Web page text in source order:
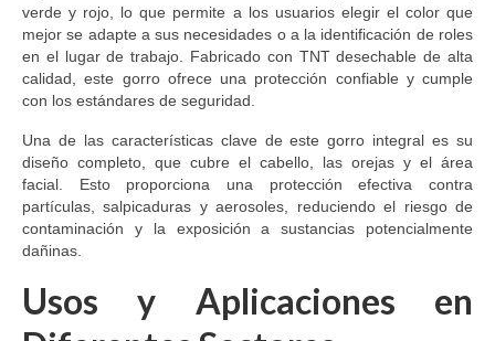
verde y rojo, lo que permite a los usuarios elegir el color que
mejor se adapte a sus necesidades o a la identificación de roles
en el lugar de trabajo. Fabricado con TNT desechable de alta
calidad, este gorro ofrece una protección confiable y cumple
con los estándares de seguridad.
Una de las características clave de este gorro integral es su
diseño completo, que cubre el cabello, las orejas y el área
facial. Esto proporciona una protección efectiva contra
partículas, salpicaduras y aerosoles, reduciendo el riesgo de
contaminación y la exposición a sustancias potencialmente
dañinas.
Usos y Aplicaciones en